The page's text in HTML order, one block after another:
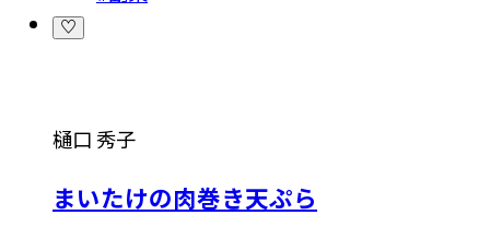
樋口 秀子
まいたけの肉巻き天ぷら